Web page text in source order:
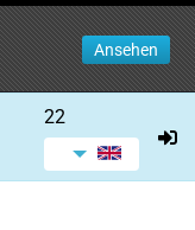
Ansehen
22